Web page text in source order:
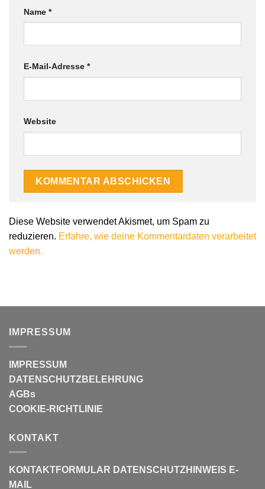
Name *
E-Mail-Adresse *
Website
Diese Website verwendet Akismet, um Spam zu
reduzieren. Erfahre, wie deine Kommentardaten verarbeitet
werden.
IMPRESSUM
IMPRESSUM
DATENSCHUTZBELEHRUNG
AGBs
COOKIE-RICHTLINIE
KONTAKT
KONTAKTFORMULAR DATENSCHUTZHINWEIS E-
MAIL